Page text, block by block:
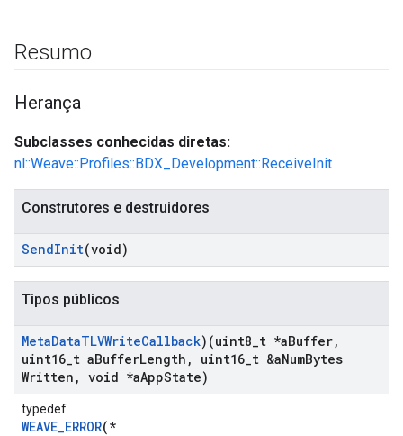
Resumo
Herança
Subclasses conhecidas diretas:
nl::Weave::Profiles::BDX_Development::ReceiveInit
Construtores e destruidores
SendInit(void)
Tipos públicos
MetaDataTLVWriteCallback)(uint8 t *aBuffer,
uint16 t aBufferLength , uint16 t &aNumBytes
Written , void *aAppState)
typedef
WEAVE_ERROR(*